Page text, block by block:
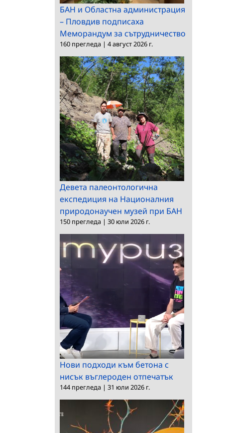
БАН и Областна администрация
– Пловдив подписаха
Меморандум за сътрудничество
160 прегледа | 4 август 2026 г.
Девета палеонтологична
експедиция на Националния
природонаучен музей при БАН
150 прегледа | 30 юли 2026 г.
Нови подходи към бетона с
нисък въглероден отпечатък
144 прегледа | 31 юли 2026 г.